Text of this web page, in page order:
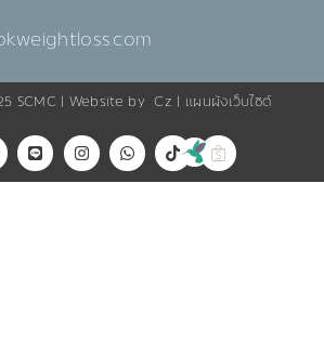
SCMC | Website byCz แผนผังเว็บไซต์
L
i
n
I
n
s
W
h
a
T
i
k